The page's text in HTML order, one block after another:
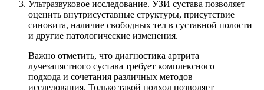
Ультразвуковое исследование. УЗИ сустава позволяет
оценить внутрисуставные структуры, присутствие
синовита, наличие свободных тел в суставной полости
и другие патологические изменения.
Важно отметить, что диагностика артрита
лучезапястного сустава требует комплексного
подхода и сочетания различных методов
исследования. Только такой подход позволяет